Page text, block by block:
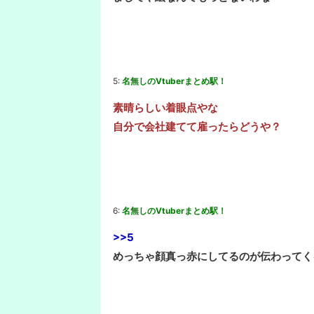
5: 名無しのVtuberまとめ駅！
素晴らしい着眼点やな
自分で会社建てて雇ったらどうや？
6: 名無しのVtuberまとめ駅！
>>5
めっちゃ顔真っ赤にしてるのが伝わって